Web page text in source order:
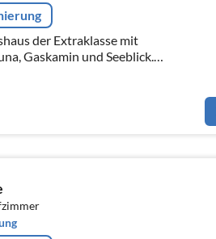
der Extraklasse mit
Gaskamin und Seeblick.
Die Seevilla hat ein großes